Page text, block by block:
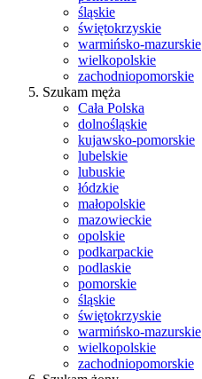
śląskie
świętokrzyskie
warmińsko-mazurskie
wielkopolskie
zachodniopomorskie
Szukam męża
Cała Polska
dolnośląskie
kujawsko-pomorskie
lubelskie
lubuskie
łódzkie
małopolskie
mazowieckie
opolskie
podkarpackie
podlaskie
pomorskie
śląskie
świętokrzyskie
warmińsko-mazurskie
wielkopolskie
zachodniopomorskie